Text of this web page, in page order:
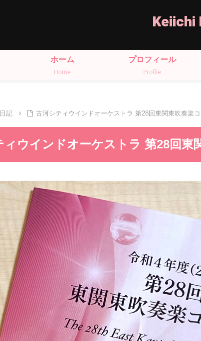
Keiichi
ホーム
Home
プロフィール
Profile
日記 古河シティウインドオーケストラ 第28回東関東吹奏楽
ィウインドオーケストラ 第28回東